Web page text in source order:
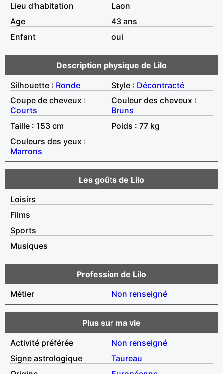
Lieu d'habitation
Laon
Age
43 ans
Enfant
oui
Description physique de Lilo
Silhouette : Ronde Style : Décontracté
Coupe de cheveux :
Courts
Couleur des cheveux :
Bruns
Taille : 153 cm
Poids : 77 kg
Couleurs des yeux :
Marrons
Les goûts de Lilo
Loisirs
Films
Sports
Musiques
Profession de Lilo
Métier
Non renseigné
Plus sur ma vie
Activité préférée
Non renseigné
Signe astrologique
Taureau